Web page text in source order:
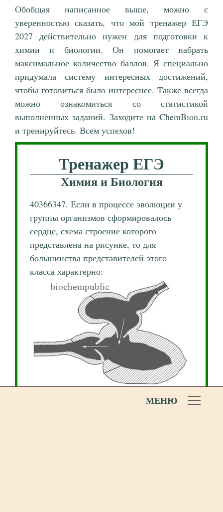
Обобщая написанное выше, можно с
уверенностью сказать, что мой тренажер ЕГЭ
2027 действительно нужен для подготовки к
химии и биологии. Он помогает набрать
максимальное количество баллов. Я специально
придумала систему интересных достижений,
чтобы готовиться было интереснее. Также всегда
можно ознакомиться со статистикой
выполненных заданий. Заходите на ChemBion.ru
и тренируйтесь. Всем успехов!
Тренажер ЕГЭ
Химия и Биология
40366347. Если в процессе эволюции у
группы организмов сформировалось
сердце, схема строение которого
представлена на рисунке, то для
большинства представителей этого
класса характерно:
МЕНЮ